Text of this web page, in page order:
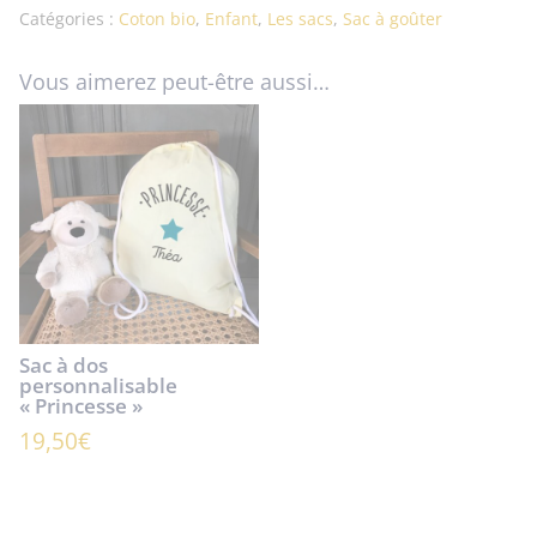
Catégories : Coton bio, Enfant, Les sacs, Sac à goûter
Vous aimerez peut-être aussi…
Sac à dos
personnalisable
« Princesse »
19,50€